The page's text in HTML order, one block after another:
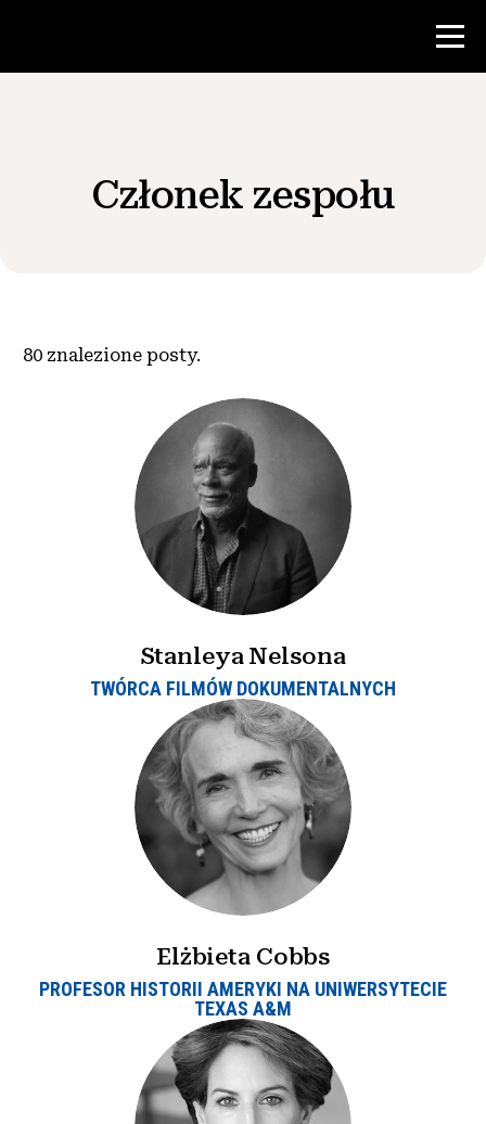
Zasoby dla nauczycieli
Zaangażować się
Członek zespołu
80 znalezione posty.
Stanleya Nelsona
TWÓRCA FILMÓW DOKUMENTALNYCH
Elżbieta Cobbs
PROFESOR HISTORII AMERYKI NA UNIWERSYTECIE
TEXAS A&M